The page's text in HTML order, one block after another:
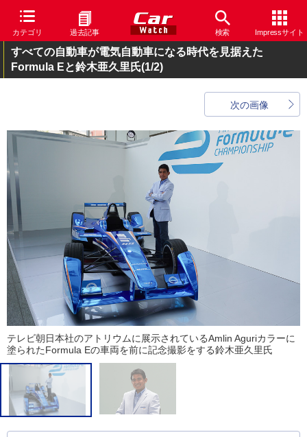
カテゴリ 過去記事 検索 Impressサイト
すべての自動車が電気自動車になる時代を見据えた
Formula Eと鈴木亜久里氏(1/2)
次の画像
テレビ朝日本社のアトリウムに展示されているAmlin Aguriカラーに
塗られたFormula Eの車両を前に記念撮影をする鈴木亜久里氏